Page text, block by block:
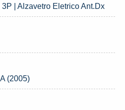
| Alzavetro Eletrico Ant.Dx
(2005)